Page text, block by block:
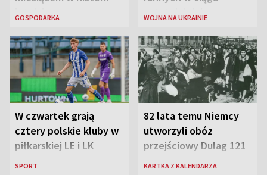
lotniska
GOSPODARKA
ostatniej doby w
WOJNA NA UKRAINIE
W czwartek grają
cztery polskie kluby w
piłkarskiej LE i LK
SPORT
82 lata temu Niemcy
utworzyli obóz
przejściowy Dulag 121
KARTKA Z KALENDARZA